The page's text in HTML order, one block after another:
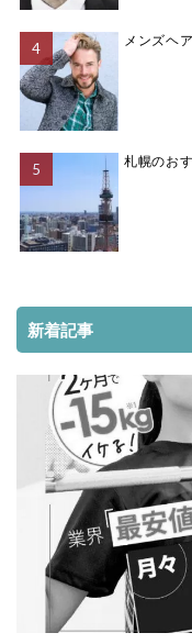
メンズヘ
札幌のお
新着記事